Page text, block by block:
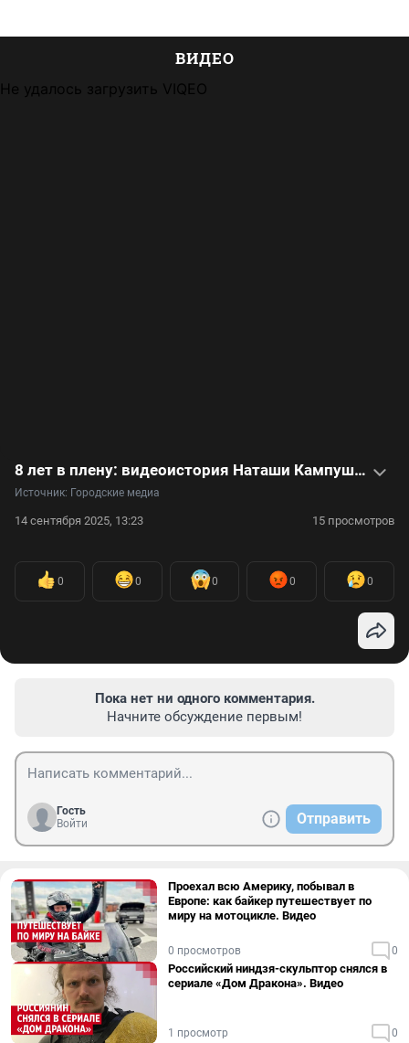
ВИДЕО
Не удалось загрузить VIQEO
8 лет в плену: видеоистория Наташи Кампуш, которую похитили по дороге в школу
Источник: Городские медиа
14 сентября 2025, 13:23 15 просмотров
0 0 0 0 0
Пока нет ни одного комментария.
Начните обсуждение первым!
Гость
Войти
Отправить
Проехал всю Америку, побывал в
Европе: как байкер путешествует по
миру на мотоцикле. Видео
0 просмотров 0
Российский ниндзя-скульптор снялся в
сериале «Дом Дракона». Видео
1 просмотр 0